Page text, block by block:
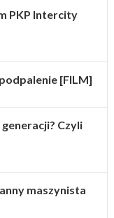
PKP Intercity
[FILM]
Czyli
maszynista